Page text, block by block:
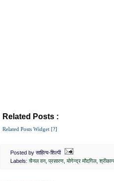
Related Posts :
Related Posts Widget [?]
Posted by साहित्य-शिल्पी
Labels: चैनल वन, प्रसारण योगेन्द्र मौदगिल,